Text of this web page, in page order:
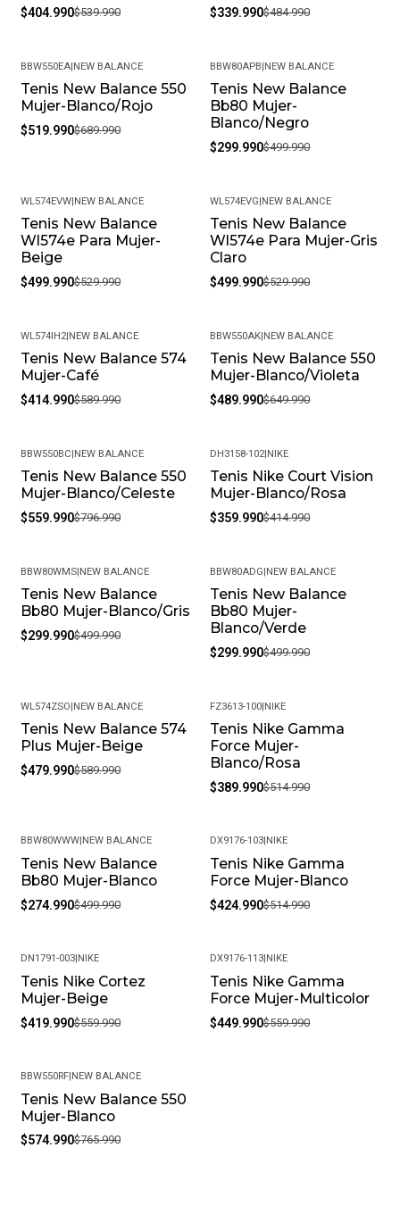
Funcionalidad, Haciendo Que Cada Paso Sea Una
Con Los ¡Tenis Nike Court Legacy Lift,! Puedes Disfrutar De
Un Calzado Que Combina Estilo Audaz Y Comodidad Clásica.
$404.990$539.990 $339.990$484.990
-25%
BBW550EA|NEW BALANCE
Tenis New Balance 550
Mujer-Blanco/Rojo
$519.990$689.990
-40%
BBW80APB|NEW BALANCE
Tenis New Balance
Bb80 Mujer-
Blanco/Negro
$299.990$499.990
-6%
WL574EVW|NEW BALANCE
Tenis New Balance
Wl574e Para Mujer-
Beige
$499.990$529.990
-6%
WL574EVG|NEW BALANCE
Tenis New Balance
Wl574e Para Mujer-Gris
Claro
$499.990$529.990
-30%
WL574IH2|NEW BALANCE
Tenis New Balance 574
Mujer-Café
$414.990$589.990
-25%
BBW550AK|NEW BALANCE
Tenis New Balance 550
Mujer-Blanco/Violeta
$489.990$649.990
-30%
BBW550BC|NEW BALANCE
Tenis New Balance 550
Mujer-Blanco/Celeste
$559.990$796.990
-13%
DH3158-102|NIKE
Tenis Nike Court Vision
Mujer-Blanco/Rosa
$359.990$414.990
-40%
BBW80WMS|NEW BALANCE
Tenis New Balance
Bb80 Mujer-Blanco/Gris
$299.990$499.990
-40%
BBW80ADG|NEW BALANCE
Tenis New Balance
Bb80 Mujer-
Blanco/Verde
$299.990$499.990
-19%
WL574ZSO|NEW BALANCE
Tenis New Balance 574
Plus Mujer-Beige
$479.990$589.990
-24%
FZ3613-100|NIKE
Tenis Nike Gamma
Force Mujer-
Blanco/Rosa
$389.990$514.990
-45%
BBW80WWW| NEW BALANCE
Tenis New Balance
Bb80 Mujer-Blanco
$274.990$499.990
-17%
DX9176-103 NIKE
Tenis Nike Gamma
Force Mujer-Blanco
$424.990$514.990
-25%
DN1791-003| NIKE
Tenis Nike Cortez
Mujer-Beige
$419.990$559.990
-20%
DX9176-113 NIKE
Tenis Nike Gamma
Force Mujer-Multicolor
$449.990$559.990
-25%
BBW550RF| NEW BALANCE
Tenis New Balance 550
Mujer-Blanco
$574.990$765.990